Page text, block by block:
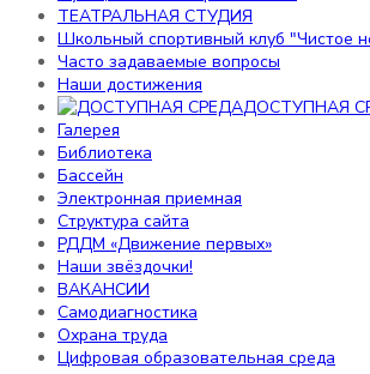
Профилактика детского дорожно-
транспортного травматизма
Воспитательная работа
Наставничество
Отделение дополнительного
Персональные данные
Электронные ресурсы
Служба здоровья
Государственная итоговая аттестация
Служба медиации
Функциональная грамотность
ТЕАТРАЛЬНАЯ СТУДИЯ
Школьный спортивный клуб "Чистое
Часто задаваемые вопросы
Наши достижения
ДОСТУПНАЯ СРЕДА
ТЕАТРАЛЬНАЯ СТУДИЯ
Школьный спортивный клуб "Чистое
Часто задаваемые вопросы
Наши достижения
ДОСТУПНАЯ
Галерея
Библиотека
Бассейн
Электронная приемная
Структура сайта
РДДМ «Движение первых»
Наши звёздочки!
ВАКАНСИИ
Самодиагностика
Охрана труда
Цифровая образовательная среда